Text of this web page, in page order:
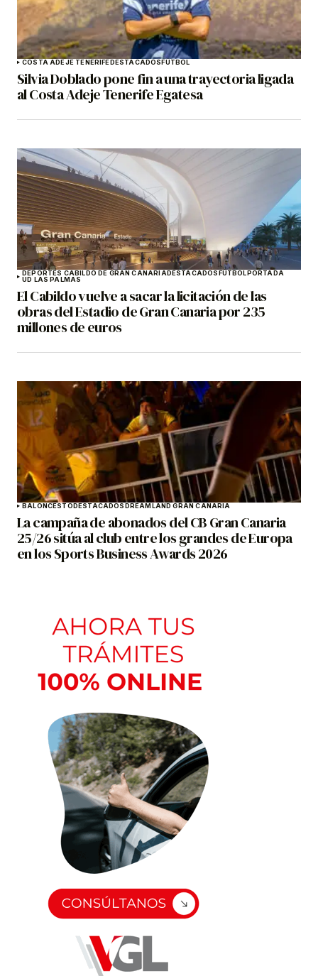
COSTA ADEJE TENERIFEDESTACADOSFÚTBOL
Silvia Doblado pone fin a una trayectoria ligada
al Costa Adeje Tenerife Egatesa
DEPORTES CABILDO DE GRAN CANARIADESTACADOSFÚTBOLPORTADA
UD LAS PALMAS
El Cabildo vuelve a sacar la licitación de las
obras del Estadio de Gran Canaria por 235
millones de euros
BALONCESTODESTACADOSDREAMLAND GRAN CANARIA
La campaña de abonados del CB Gran Canaria
25/26 sitúa al club entre los grandes de Europa
en los Sports Business Awards 2026